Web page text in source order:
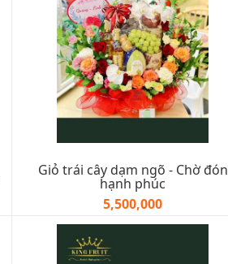
Giỏ trái cây dạm ngõ - Chờ đón
hạnh phúc
5,500,000